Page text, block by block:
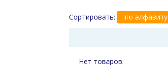
Сортировать: по алфавиту
Нет товаров.